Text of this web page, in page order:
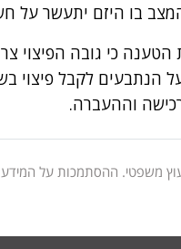
בו היזם יתעשר על
כי גובה הפיצוי
הנתבעים לקבל פיצוי
וההעברה.
משפטי. ההסתמכות על